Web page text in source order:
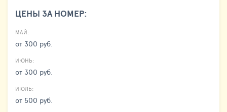
ЦЕНЫ ЗА НОМЕР:
МАЙ:
от 300 руб.
ИЮНЬ:
от 300 руб.
ИЮЛЬ:
от 500 руб.